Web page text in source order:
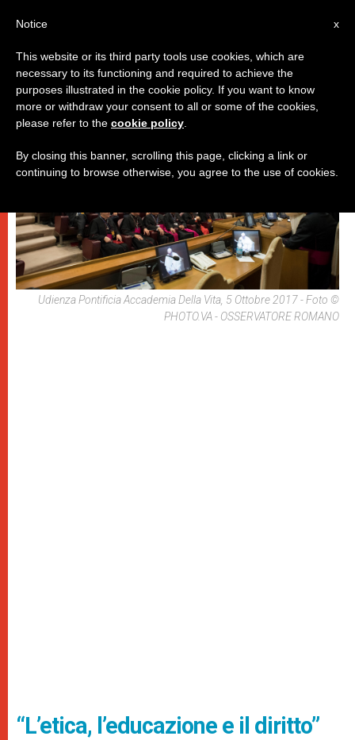
DICASTERI,PAPI
Udienza Pontificia Accademia Della Vita, 5 Ottobre 2017 - Foto ©
PHOTO.VA - OSSERVATORE ROMANO
“L’etica, l’educazione e il diritto”
x
Notice
This website or its third party tools use cookies, which are
necessary to its functioning and required to achieve the
purposes illustrated in the cookie policy. If you want to know
more or withdraw your consent to all or some of the cookies,
please refer to the cookie policy
By closing this banner, scrolling this page, clicking a link or
continuing to browse otherwise, you agree to the use of cookies.